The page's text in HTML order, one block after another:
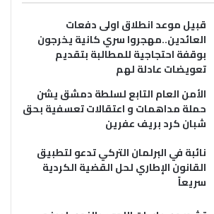
قبيل موعد انطلاق اولى دفعات
العائدين..مهجروا سري كانية يخرجون
بوقفة احتجاجية للمطالبة بتقديم
تعويضات عادلة لهم
الأمن العام التابع لسلطة دمشق يشن
حملة مداهمات و اعتقالات تعسفية بحق
شبان كرد بريف عفرين
نائبة في البرلمان التركي تدعو لتطبيق
القانون الإطاري لحل القضية الكردية
سريعاً